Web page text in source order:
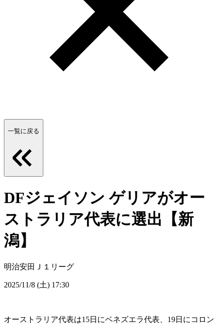
一覧に戻る
DFジェイソン ゲリアがオー
ストラリア代表に選出【新
潟】
明治安田Ｊ１リーグ
2025/11/8 (土) 17:30
オーストラリア代表は15日にベネズエラ代表、19日にコロン